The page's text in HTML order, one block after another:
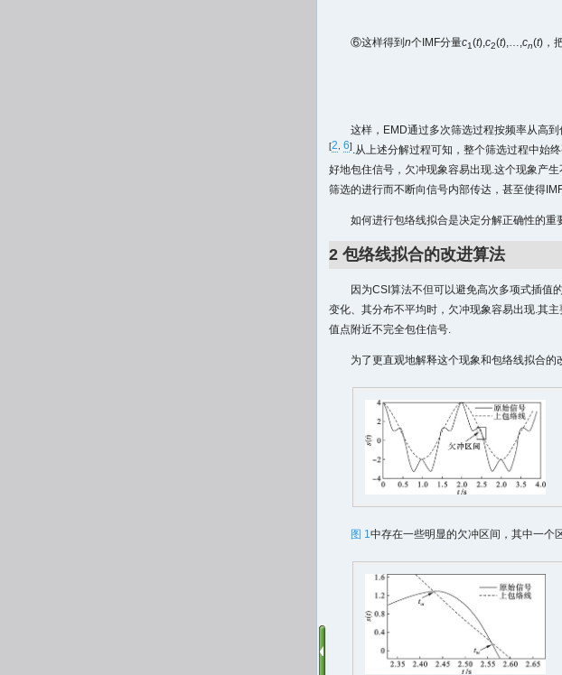
⑥这样得到 n个IMF分量c1(t),c2(t),…,cn(t)，
这样，EMD通过多次筛选过程按频率从高
[2, 6].从上述分解过程可知，整个筛选过程中始
好地包住信号，欠冲现象容易出现.这个现象产
筛选的进行而不断向信号内部传达，甚至使得
如何进行包络线拟合是决定分解正确性的
2 包络线拟合的改进算法
因为CSI算法不但可以避免高次多项式插值
变化、其分布不平均时，欠冲现象容易出现.其
值点附近不完全包住信号.
为了更直观地解释这个现象和包络线拟合的
图 1中存在一些明显的欠冲区间，其中一个